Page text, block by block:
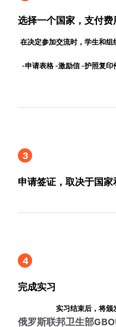
选择一个国家，支付费
在决定参加交流时，学生和组
-申请表格 -激励信-护照复印
申请签证，取决于国家
完成实习
实习结束后，将颁
俄罗斯联邦卫生部